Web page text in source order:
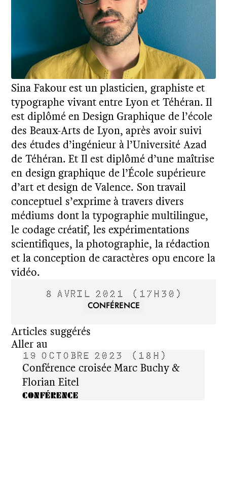
Sina Fakour est un plasticien, graphiste et
typographe vivant entre Lyon et Téhéran. Il
est diplômé en Design Graphique de l’école
des Beaux-Arts de Lyon, après avoir suivi
des études d’ingénieur à l’Université Azad
de Téhéran. Et Il est diplômé d’une maîtrise
en design graphique de l’École supérieure
d’art et design de Valence. Son travail
conceptuel s’exprime à travers divers
médiums dont la typographie multilingue,
le codage créatif, les expérimentations
scientifiques, la photographie, la rédaction
et la conception de caractères opu encore la
vidéo.
8 AVRIL 2021 (17H30)
CONFÉRENCE
Articles suggérés
Aller au
19 OCTOBRE 2023 (18H)
Conférence croisée Marc Buchy &
Florian Eitel
CONFÉRENCE